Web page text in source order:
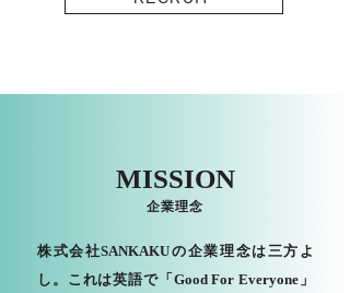
MISSION
企業理念
株式会社SANKAKUの企業理念は三方よ
し。これは英語で「Good For Everyone」